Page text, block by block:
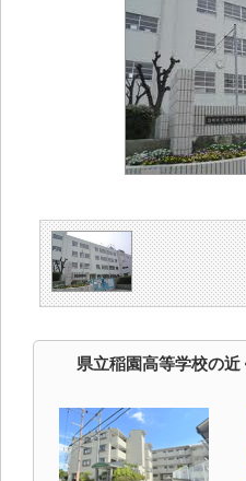
県立稲園高等学校の近